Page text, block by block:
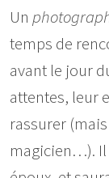
Un
temps de
avant le jour
attentes, leur
rassurer
magicien…). Il